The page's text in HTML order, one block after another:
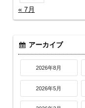
« 7月
アーカイブ
2026年8月
2026年5月